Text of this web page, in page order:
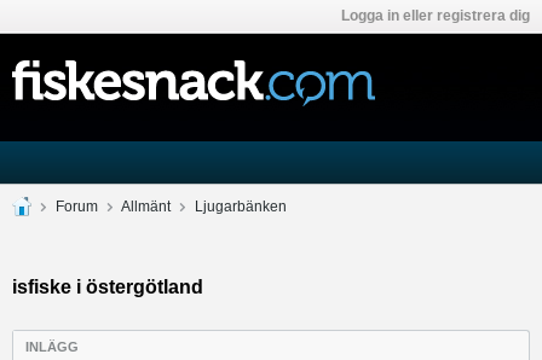
Logga in eller registrera dig
Forum Allmänt Ljugarbänken
isfiske i östergötland
INLÄGG